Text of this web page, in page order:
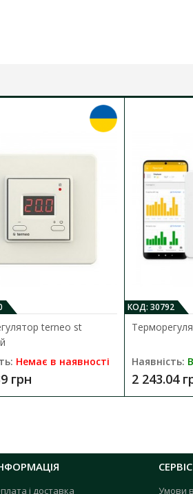
terneo st
Немає в наявності
грн
КОД: 30792
Наявність:
2 243.04
і доставка
СЕРВІС
Умови